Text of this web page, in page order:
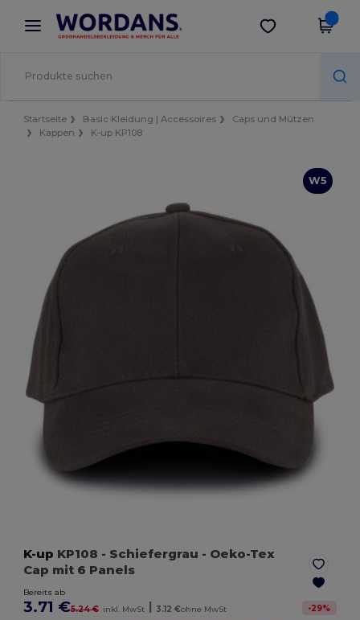
× Wordans App
Bessere Preise in der App!
App holen
Startseite Basic Kleidung | Accessoires
Caps und Mützen
Kappen
K-up KP108
W5
K-up KP108 - Schiefergrau - Oeko-Tex
Cap mit 6 Panels
Bereits ab
3.71 €5.24 € inkl. MwSt | 3.12 €ohne MwSt -29%